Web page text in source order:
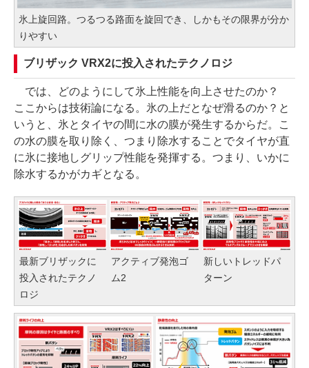
氷上旋回路。つるつる路面を旋回でき、しかもその限界が分か
りやすい
ブリザック VRX2に投入されたテクノロジ
では、どのようにして氷上性能を向上させたのか？
ここからは技術論になる。氷の上だとなぜ滑るのか？と
いうと、氷とタイヤの間に水の膜が発生するからだ。こ
の水の膜を取り除く、つまり除水することでタイヤが直
に氷に接地しグリップ性能を発揮する。つまり、いかに
除水するかがカギとなる。
最新ブリザックに
投入されたテクノ
ロジ
アクティブ発泡ゴ
ム2
新しいトレッドパ
ターン